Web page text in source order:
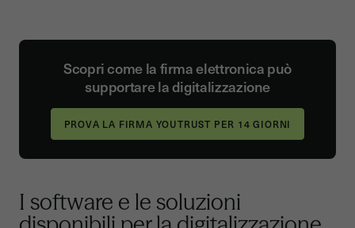
Scopri come la firma elettronica può
supportare la digitalizzazione
I software e le soluzioni